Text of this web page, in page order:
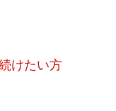
けたい方